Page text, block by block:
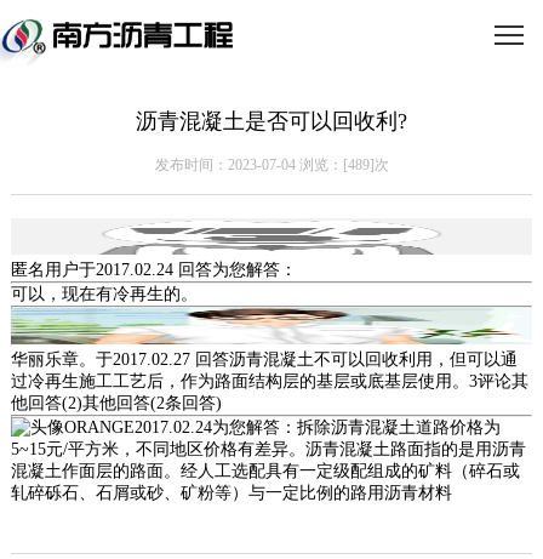
沥青混凝土是否可以回收利?
发布时间：2023-07-04 浏览：[489]次
匿名用户于2017.02.24 回答为您解答：
可以，现在有冷再生的。
华丽乐章。于2017.02.27 回答沥青混凝土不可以回收利用，但可以通
过冷再生施工工艺后，作为路面结构层的基层或底基层使用。3评论其
他回答(2)其他回答(2条回答)
ORANGE2017.02.24为您解答：拆除沥青混凝土道路价格为
5~15元/平方米，不同地区价格有差异。沥青混凝土路面指的是用沥青
混凝土作面层的路面。经人工选配具有一定级配组成的矿料（碎石或
轧碎砾石、石屑或砂、矿粉等）与一定比例的路用沥青材料